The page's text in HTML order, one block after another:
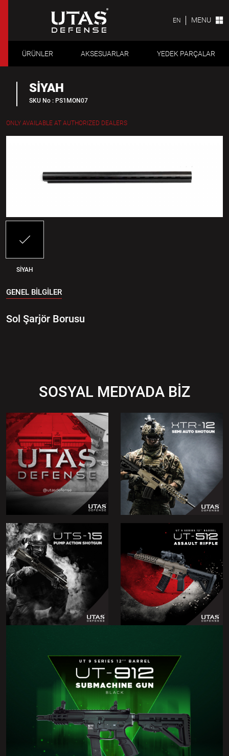
EN MENU
ÜRÜNLER AKSESUARLAR YEDEK PARÇALAR
SİYAH
SKU No : PS1MON07
ONLY AVAILABLE AT AUTHORIZED DEALERS
SİYAH
GENEL BİLGİLER
Sol Şarjör Borusu
SOSYAL MEDYADA BİZ